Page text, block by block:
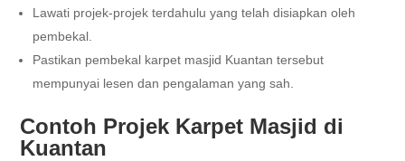
Lawati projek-projek terdahulu yang telah disiapkan oleh
pembekal.
Pastikan pembekal karpet masjid Kuantan tersebut
mempunyai lesen dan pengalaman yang sah.
Contoh Projek Karpet Masjid di
Kuantan